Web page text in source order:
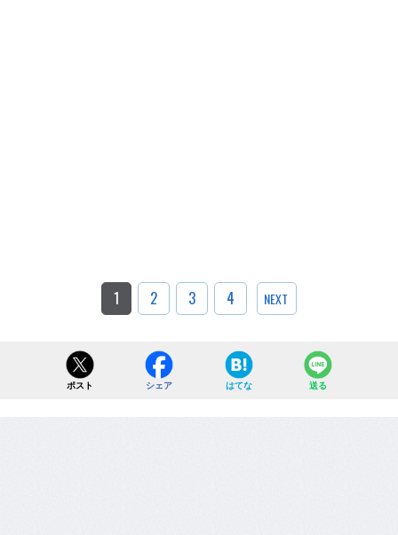
1 2 3 4 NEXT
ポスト シェア はてな 送る